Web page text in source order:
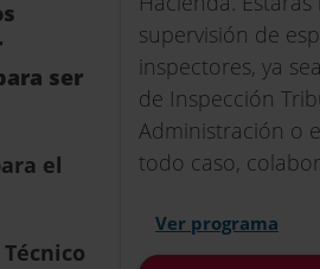
ser
el
Técnico
supervisión de
inspectores, ya
de Inspección
Administración o
todo caso,
Ver programa